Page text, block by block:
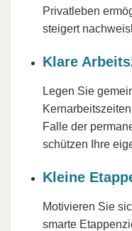
Privatleben
steigert
Klare
Legen Sie
Falle der
schützen Ihre
Kleine
Motivieren Sie
smarte